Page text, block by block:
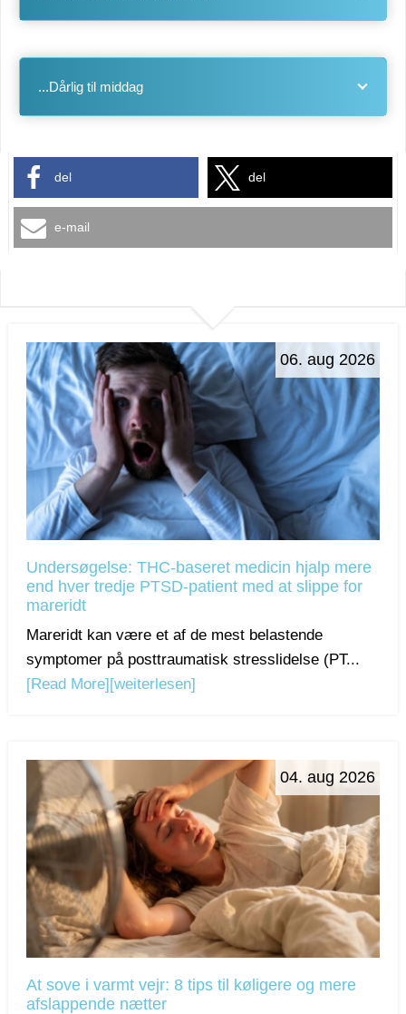
...Dårlig til middag
del del
e-mail
06. aug 2026
Undersøgelse: THC-baseret medicin hjalp mere
end hver tredje PTSD-patient med at slippe for
mareridt
Mareridt kan være et af de mest belastende
symptomer på posttraumatisk stresslidelse (PT...
[Read More][weiterlesen]
04. aug 2026
At sove i varmt vejr: 8 tips til køligere og mere
afslappende nætter